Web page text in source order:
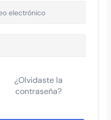
¿Olvidaste la
contraseña?